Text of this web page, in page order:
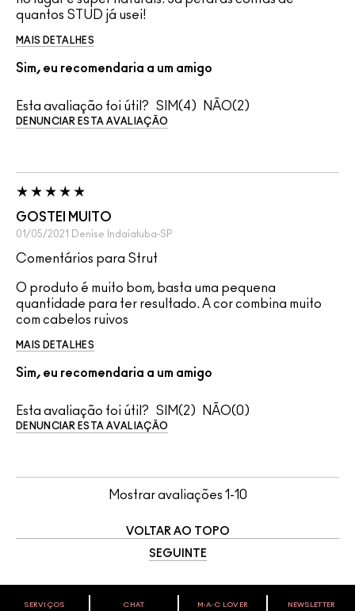
quantos STUD já usei!
MAIS DETALHES
Sim, eu recomendaria a um amigo
Esta avaliação foi útil? 4 2
DENUNCIAR ESTA AVALIAÇÃO
GOSTEI MUITO
01/05/2021 Denise Indaiatuba-SP
Comentários para Strut
O produto é muito bom, basta uma pequena
quantidade para ter resultado. A cor combina muito
com cabelos ruivos
MAIS DETALHES
Sim, eu recomendaria a um amigo
Esta avaliação foi útil? 2 0
DENUNCIAR ESTA AVALIAÇÃO
Mostrar avaliações 1-10
VOLTAR AO TOPO
SEGUINTE
SERVIÇOS CHAT M∙A∙C LOVER NEWSLETTER